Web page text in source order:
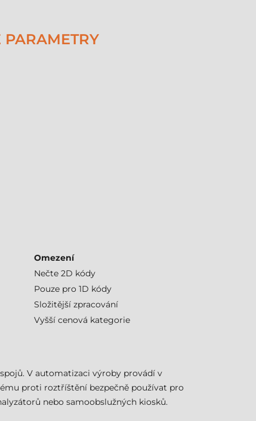
PARAMETRY
Omezení
Nečte 2D kódy
Pouze pro 1D kódy
Složitější zpracování
Vyšší cenová kategorie
V automatizaci výroby provádí v
proti roztříštění bezpečně používat pro
nebo samoobslužných kiosků.